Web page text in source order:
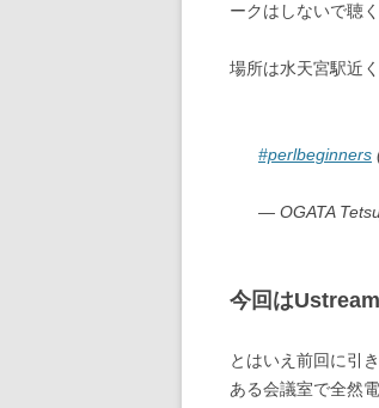
ークはしないで聴
場所は水天宮駅近
#perlbeginners
— OGATA
今回は
とはいえ前回に引
ある会議室で全然